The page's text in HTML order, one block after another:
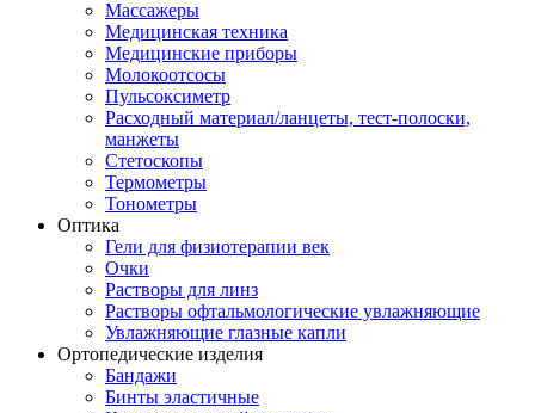
Массажеры
Медицинская техника
Медицинские приборы
Молокоотсосы
Пульсоксиметр
Расходный материал/ланцеты, тест-полоски,
манжеты
Стетоскопы
Термометры
Тонометры
Оптика
Гели для физиотерапии век
Очки
Растворы для линз
Растворы офтальмологические увлажняющие
Увлажняющие глазные капли
Ортопедические изделия
Бандажи
Бинты эластичные